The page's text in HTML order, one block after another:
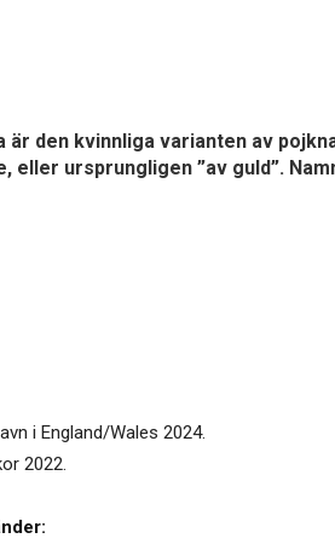
den kvinnliga varianten av
ursprungligen ”av guld”.
i England/Wales 2024.
2022.